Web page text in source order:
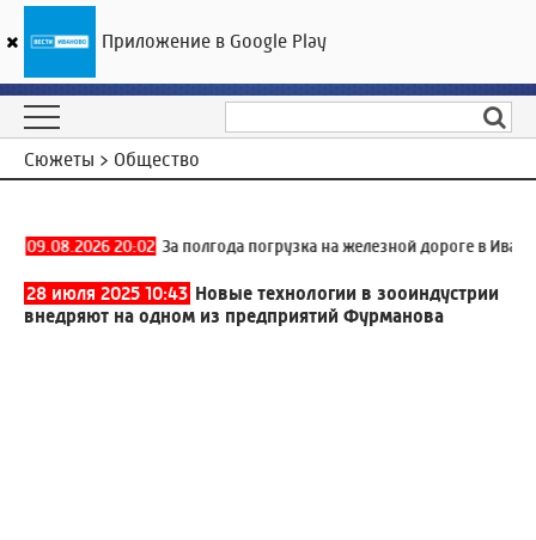
ГТРК «Ивтелерадио»
Сюжеты > Общество
20:02 За полгода погрузка на железной дороге в
28 июля 2025 10:43 Новые технологии в зооиндустрии
внедряют на одном из предприятий Фурманова
Приложение в Google Play